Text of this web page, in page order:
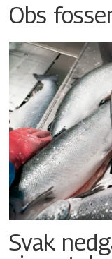
Obs
Svak